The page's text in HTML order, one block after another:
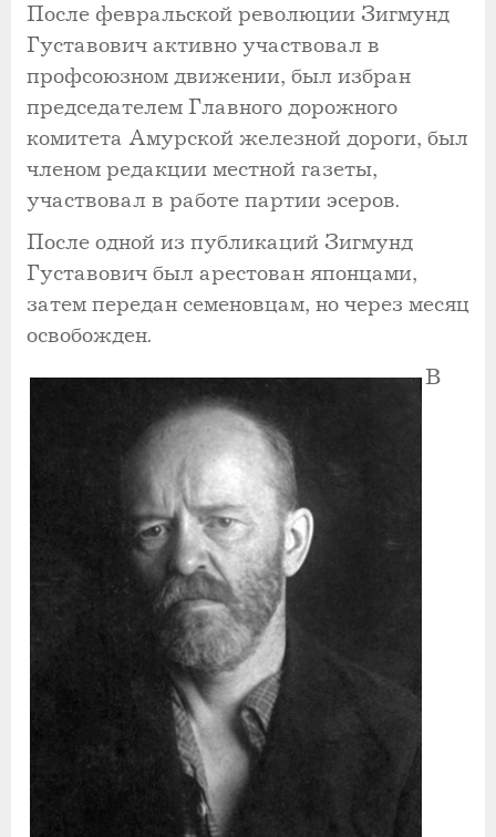
После февральской революции Зигмунд
Густавович активно участвовал в
профсоюзном движении, был избран
председателем Главного дорожного
комитета Амурской железной дороги, был
членом редакции местной газеты,
участвовал в работе партии эсеров.
После одной из публикаций Зигмунд
Густавович был арестован японцами,
затем передан семеновцам, но через месяц
освобожден.
В